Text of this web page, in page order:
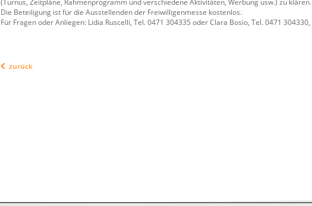
Die Beteiligung ist für die Ausstellenden der Freiwilligenmesse kostenlos.
Für Fragen oder Anliegen: Lidia Ruscelli, Tel. 0471 304335 oder Clara Bosio, Tel. 0471 304330,
zurück